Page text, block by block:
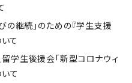
継続」のための『学生支援
て
生後援会「新型コロナウィ
て